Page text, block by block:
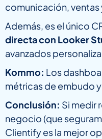
comunicación, ventas
Además, es el único
directa con Looker
avanzados
Kommo: Los
métricas de embudo
Conclusión: Si medir
negocio (que
Clientify es la mejor